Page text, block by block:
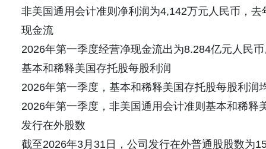
非美国通用会计准则净利润为4,142万元人民币，
现金流
2026年第一季度经营净现金流出为8.284亿元人民
基本和稀释美国存托股每股利润
2026年第一季度，基本和稀释美国存托股每股利润
2026年第一季度，非美国通用会计准则基本和稀释
发行在外股数
截至2026年3月31日，公司发行在外普通股股数为